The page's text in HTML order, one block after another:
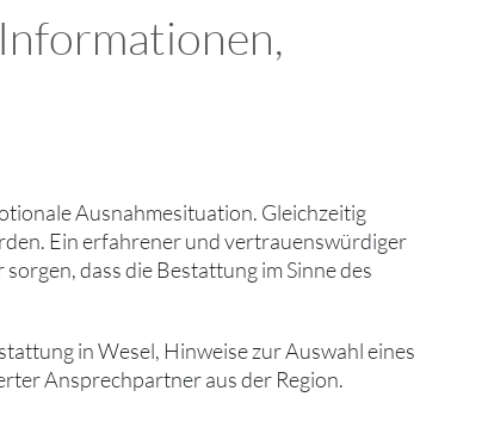
Ausnahmesituation. Gleichzeitig
Ein erfahrener und vertrauenswürdiger
dass die Bestattung im Sinne des
in Wesel, Hinweise zur Auswahl eines
Ansprechpartner aus der Region.